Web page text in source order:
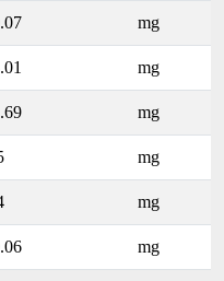
mg
mg
mg
mg
mg
mg